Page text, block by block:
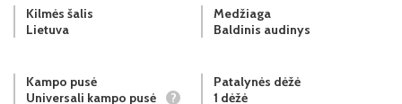
Kilmės šalis
Lietuva
Medžiaga
Baldinis audinys
Kampo pusė
Universali kampo pusė
?
Patalynės dėžė
1 dėžė